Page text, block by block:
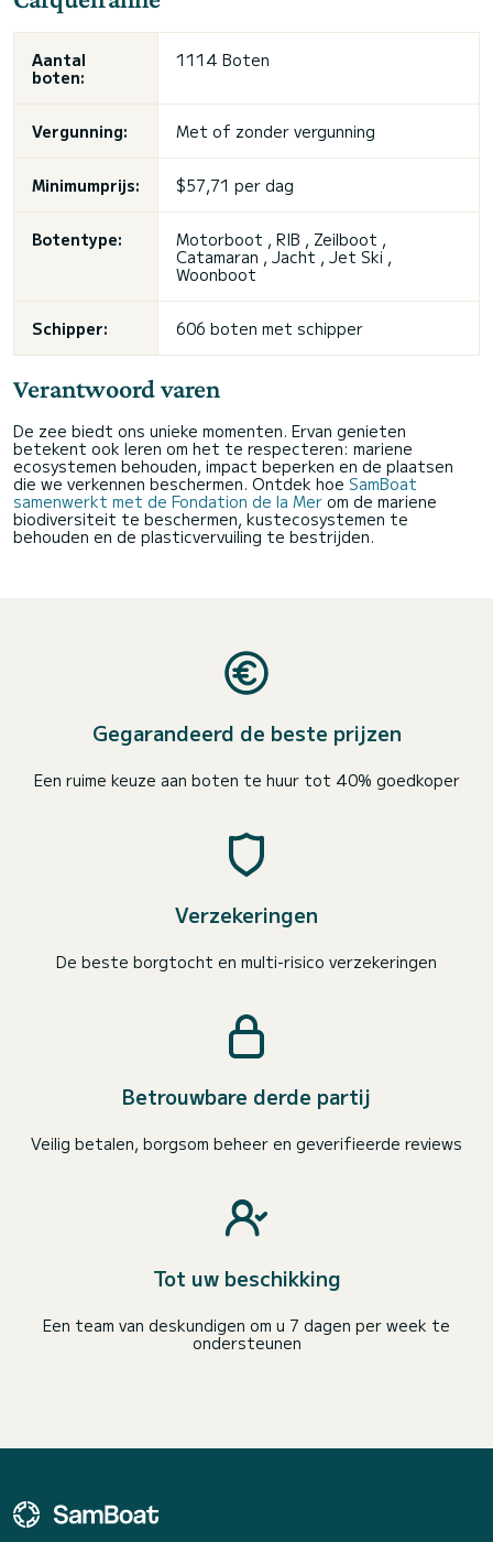
Aantal
boten:
1114 Boten
Vergunning: Met of zonder vergunning
Minimumprijs: $57,71 per dag
Botentype:
Motorboot , RIB , Zeilboot ,
Catamaran , Jacht , Jet Ski ,
Woonboot
Schipper: 606 boten met schipper
Verantwoord varen
De zee biedt ons unieke momenten. Ervan genieten
betekent ook leren om het te respecteren: mariene
ecosystemen behouden, impact beperken en de plaatsen
die we verkennen beschermen. Ontdek hoe SamBoat
samenwerkt met de Fondation de la Mer om de mariene
biodiversiteit te beschermen, kustecosystemen te
behouden en de plasticvervuiling te bestrijden.
Gegarandeerd de beste prijzen
Een ruime keuze aan boten te huur tot 40% goedkoper
Verzekeringen
De beste borgtocht en multi-risico verzekeringen
Betrouwbare derde partij
Veilig betalen, borgsom beheer en geverifieerde reviews
Tot uw beschikking
Een team van deskundigen om u 7 dagen per week te
ondersteunen